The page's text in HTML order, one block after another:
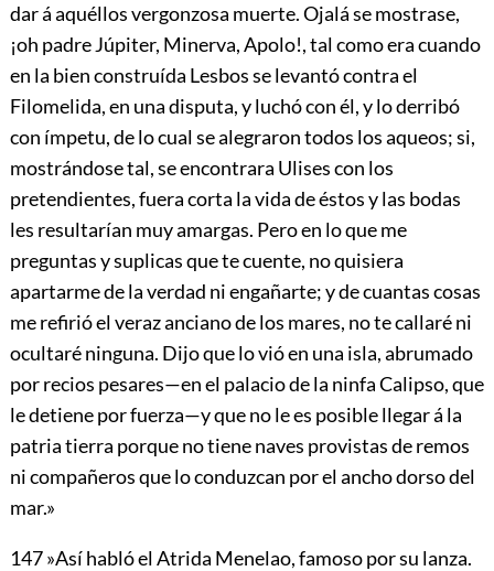
dar á aquéllos vergonzosa muerte. Ojalá se mostrase,
¡oh padre Júpiter, Minerva, Apolo!, tal como era cuando
en la bien construída Lesbos se levantó contra el
Filomelida, en una disputa, y luchó con él, y lo derribó
con ímpetu, de lo cual se alegraron todos los aqueos; si,
mostrándose tal, se encontrara Ulises con los
pretendientes, fuera corta la vida de éstos y las bodas
les resultarían muy amargas. Pero en lo que me
preguntas y suplicas que te cuente, no quisiera
apartarme de la verdad ni engañarte; y de cuantas cosas
me refirió el veraz anciano de los mares, no te callaré ni
ocultaré ninguna. Dijo que lo vió en una isla, abrumado
por recios pesares—en el palacio de la ninfa Calipso, que
le detiene por fuerza—y que no le es posible llegar á la
patria tierra porque no tiene naves provistas de remos
ni compañeros que lo conduzcan por el ancho dorso del
mar.»
147»Así habló el Atrida Menelao, famoso por su lanza.